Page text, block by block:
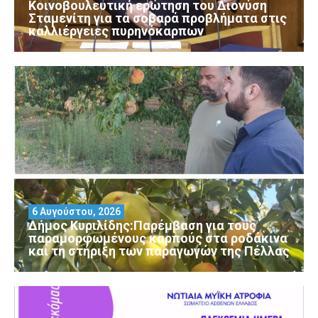
Κοινοβουλευτική ερώτηση του Διονύση
Σταμενίτη για τα σοβαρά προβλήματα στις
καλλιέργειες πυρηνόκαρπων
Δήμος Κυριλίδης:Παρέμβαση για τους
παραμορφωμένους καρπούς στα ροδάκινα
και τη στήριξη των παραγωγών της Πέλλας
6 Αυγούστου, 2026